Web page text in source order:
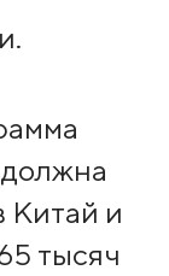
Китай и
тысяч